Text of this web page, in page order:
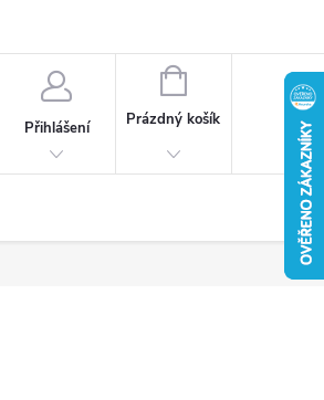
Přihlášení
NÁKUPNÍ
KOŠÍK
Prázdný košík